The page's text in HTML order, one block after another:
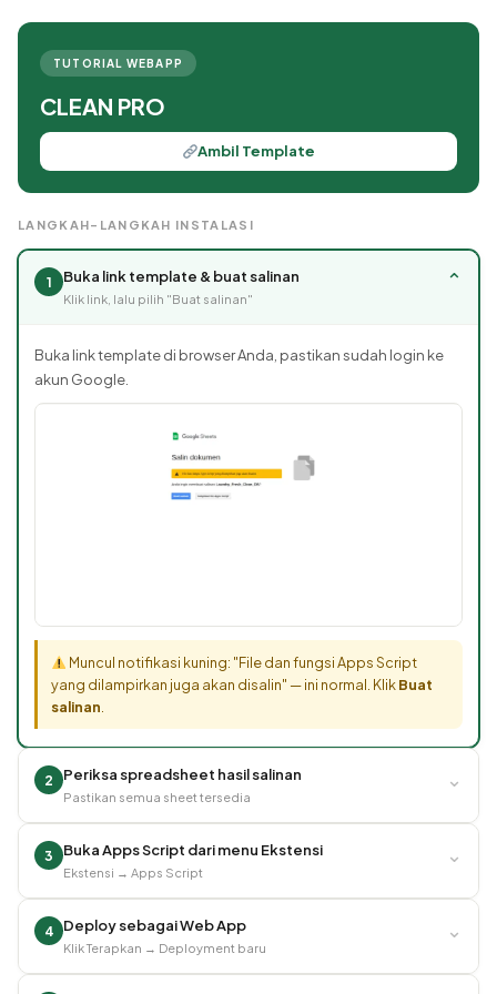
TUTORIAL WEBAPP
CLEAN PRO
Ambil Template
LANGKAH-LANGKAH INSTALASI
1 Buka link template & buat salinan
Klik link, lalu pilih "Buat salinan"
⌄
Buka link template di browser Anda, pastikan sudah login ke
akun Google.
Muncul notifikasi kuning: "File dan fungsi Apps Script
yang dilampirkan juga akan disalin" — ini normal. KlikBuat
salinan
2 Periksa spreadsheet hasil salinan
Pastikan semua sheet tersedia
⌄
3 Buka Apps Script dari menu Ekstensi
Ekstensi → Apps Script
⌄
4 Deploy sebagai Web App
Klik Terapkan → Deployment baru
⌄